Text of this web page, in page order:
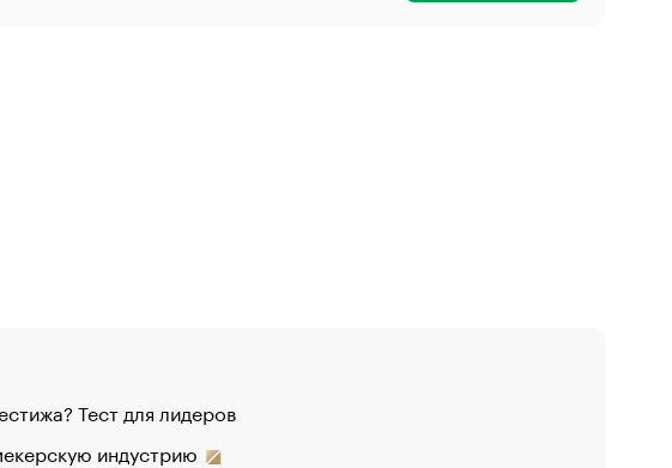
Тест для лидеров
индустрию